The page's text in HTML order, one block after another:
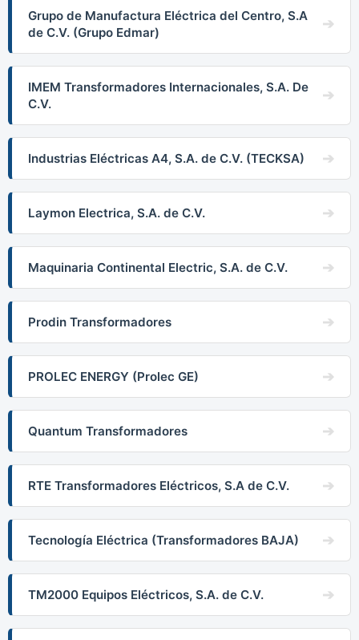
Grupo de Manufactura Eléctrica del Centro, S.A
de C.V. (Grupo Edmar)
IMEM Transformadores Internacionales, S.A. De
C.V.
Industrias Eléctricas A4, S.A. de C.V. (TECKSA)
Laymon Electrica, S.A. de C.V.
Maquinaria Continental Electric, S.A. de C.V.
Prodin Transformadores
PROLEC ENERGY (Prolec GE)
Quantum Transformadores
RTE Transformadores Eléctricos, S.A de C.V.
Tecnología Eléctrica (Transformadores BAJA)
TM2000 Equipos Eléctricos, S.A. de C.V.